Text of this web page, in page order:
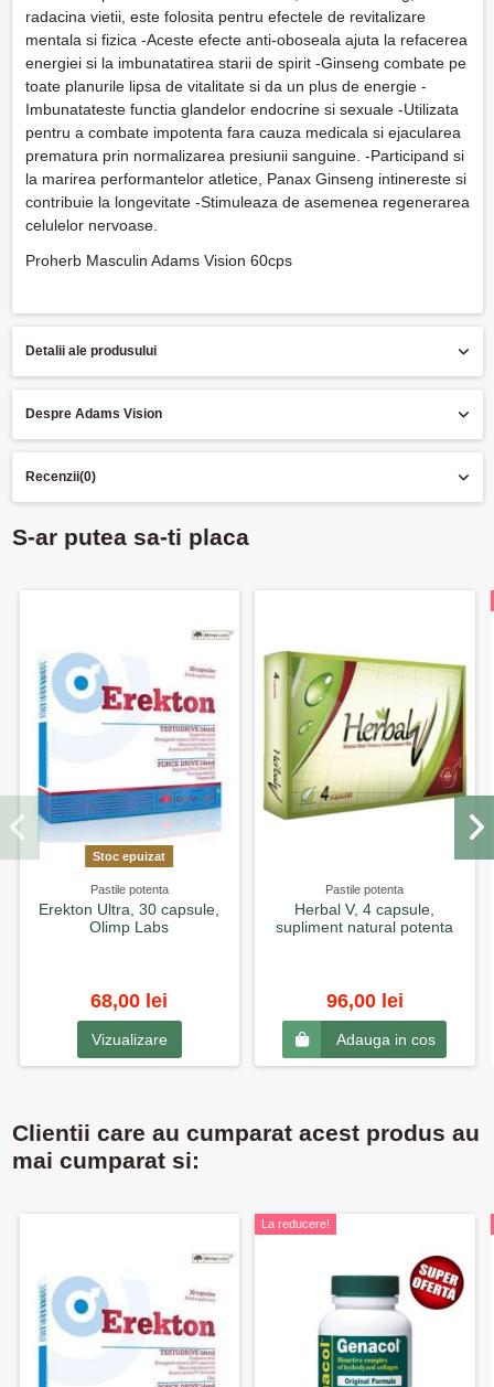
radacina vietii, este folosita pentru efectele de revitalizare
mentala si fizica -Aceste efecte anti-oboseala ajuta la refacerea
energiei si la imbunatatirea starii de spirit -Ginseng combate pe
toate planurile lipsa de vitalitate si da un plus de energie -
Imbunatateste functia glandelor endocrine si sexuale -Utilizata
pentru a combate impotenta fara cauza medicala si ejacularea
prematura prin normalizarea presiunii sanguine. -Participand si
la marirea performantelor atletice, Panax Ginseng intinereste si
contribuie la longevitate -Stimuleaza de asemenea regenerarea
celulelor nervoase.
Proherb Masculin Adams Vision 60cps
Detalii ale produsului
Despre Adams Vision
Recenzii(0)
S-ar putea sa-ti placa
Stoc epuizat
Pastile potenta
Erekton Ultra, 30 capsule,
Olimp Labs
68,00 lei
Vizualizare
Pastile potenta
Herbal V, 4 capsule,
supliment natural potenta
96,00 lei
Adauga in cos
Clientii care au cumparat acest produs au
mai cumparat si:
La reducere!